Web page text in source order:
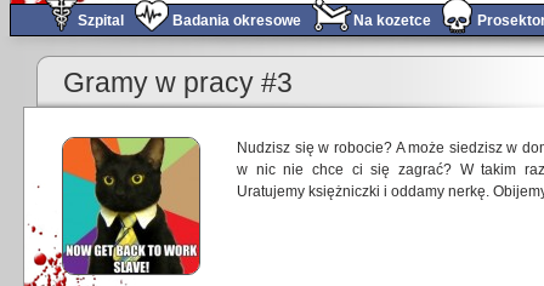
Szpital Badania okresowe Na kozetce
Gramy w pracy #3
Nudzisz się w robocie? A może siedzisz w
w nic nie chce ci się zagrać? W takim
Uratujemy księżniczki i oddamy nerkę.